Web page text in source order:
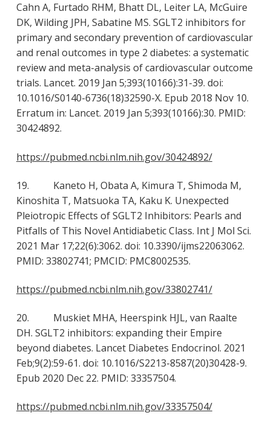
Cahn A, Furtado RHM, Bhatt DL, Leiter LA, McGuire
DK, Wilding JPH, Sabatine MS. SGLT2 inhibitors for
primary and secondary prevention of cardiovascular
and renal outcomes in type 2 diabetes: a systematic
review and meta-analysis of cardiovascular outcome
trials. Lancet. 2019 Jan 5;393(10166):31-39. doi:
10.1016/S0140-6736(18)32590-X. Epub 2018 Nov 10.
Erratum in: Lancet. 2019 Jan 5;393(10166):30. PMID:
30424892.
https://pubmed.ncbi.nlm.nih.gov/30424892/
19. Kaneto H, Obata A, Kimura T, Shimoda M,
Kinoshita T, Matsuoka TA, Kaku K. Unexpected
Pleiotropic Effects of SGLT2 Inhibitors: Pearls and
Pitfalls of This Novel Antidiabetic Class. Int J Mol Sci.
2021 Mar 17;22(6):3062. doi: 10.3390/ijms22063062.
PMID: 33802741; PMCID: PMC8002535.
https://pubmed.ncbi.nlm.nih.gov/33802741/
20. Muskiet MHA, Heerspink HJL, van Raalte
DH. SGLT2 inhibitors: expanding their Empire
beyond diabetes. Lancet Diabetes Endocrinol. 2021
Feb;9(2):59-61. doi: 10.1016/S2213-8587(20)30428-9.
Epub 2020 Dec 22. PMID: 33357504.
https://pubmed.ncbi.nlm.nih.gov/33357504/